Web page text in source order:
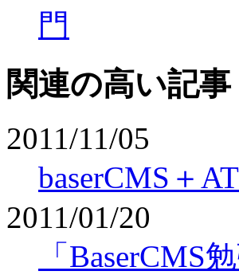
門
関連の高い記事
2011/11/05
baserCMS＋
2011/01/20
「